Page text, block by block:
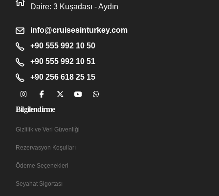
Daire: 3 Kuşadası - Aydın
info@cruisesinturkey.com
+90 555 992 10 50
+90 555 992 10 51
+90 256 618 25 15
Bilgilendirme
Gizlilik ve Veri Güvenliği
Rezervasyon Koşulları
Ödeme Seçenekleri
Seyahat Sigortası